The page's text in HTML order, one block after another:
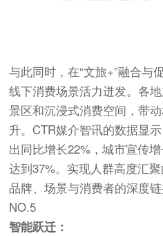
与此同时，在“文旅+”融合与
线下消费场景活力迸发。各
景区和沉浸式消费空间，带
升。CTR媒介智讯的数据显
出同比增长22%，城市宣传
达到37%。实现人群高度汇
品牌、场景与消费者的深度链
NO.5
智能跃迁：